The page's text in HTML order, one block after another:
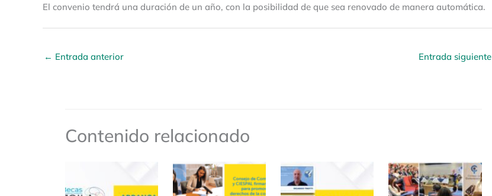
El convenio tendrá una duración de un año, con la posibilidad de que sea renovado de manera automática.
← Entrada anterior Entrada siguiente
Contenido relacionado